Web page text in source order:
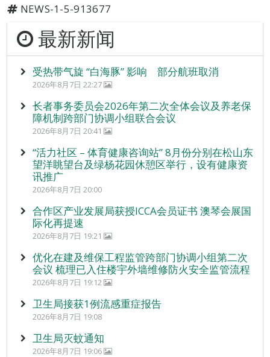
NEWS-1-5-913677
最新新闻
受热带气旋 “白海豚” 影响 部分航班取消
2026年8月7日 22:27
长者事务委员会2026年第二次全体会议及养老保
障机制跨部门协调小组联合会议
2026年8月7日 20:41
“活力社区 – 体育健康咨询站” 8月份分别在松山东
望洋眺望台及绿杨花园休憩区举行，设有健康资
讯推广
2026年8月7日 20:00
合作区产业发展局获授ICCA会员证书 澳琴会展国
际化再提速
2026年8月7日 19:21
优化在建及维保工程监管跨部门协调小组第二次
会议 梳理已入住楼宇外墙维修防火安全监管流程
2026年8月7日 19:12
卫生局接获1例流感重症报告
2026年8月7日 19:08
卫生局灭蚊通知
2026年8月7日 19:06